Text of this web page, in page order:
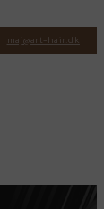
maj@art-hair.dk